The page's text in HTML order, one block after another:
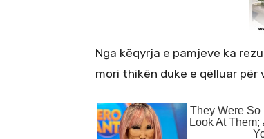
Nga këqyrja e pamjeve ka
mori thikën duke e qëlluar për